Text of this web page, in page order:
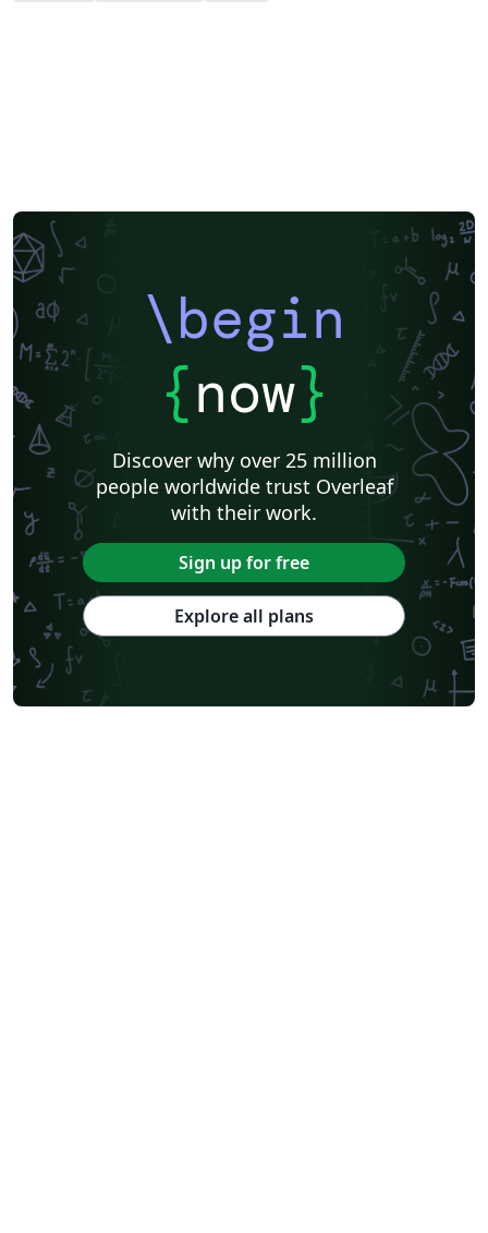
\begin
{now}
Discover why over 25 million
people worldwide trust Overleaf
with their work.
Sign up for free
Explore all plans